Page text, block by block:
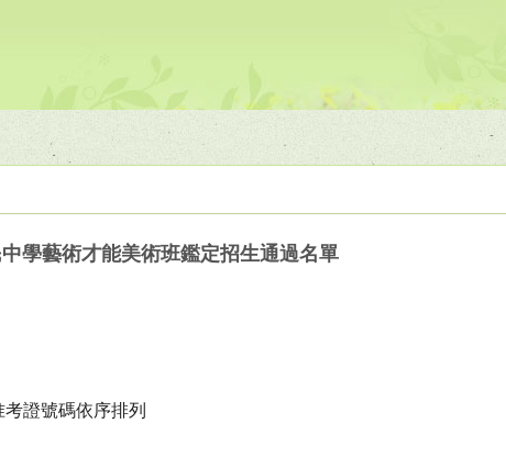
學藝術才能美術班鑑定招生通過名單
證號碼依序排列